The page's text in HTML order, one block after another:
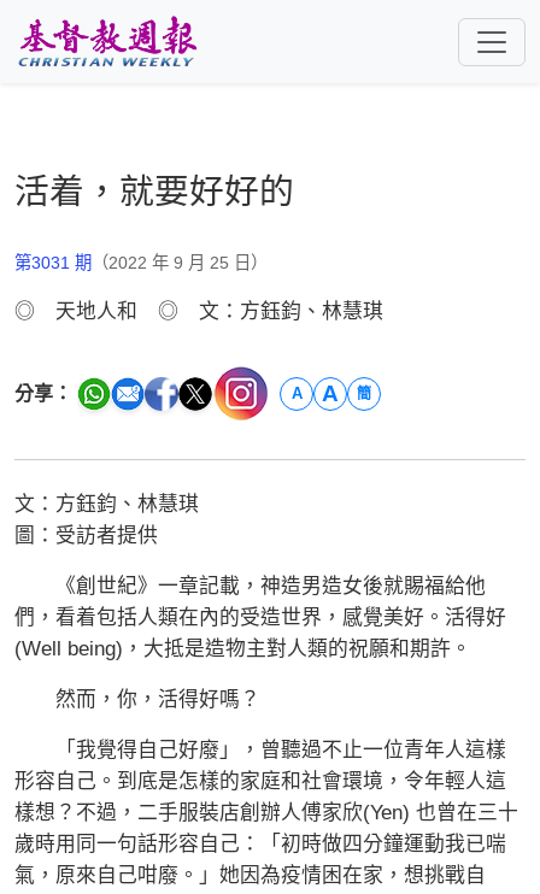
活着，就要好好的
第3031 期 （2022 年 9 月 25 日）
◎ 天地人和 ◎ 文：方鈺鈞、林慧琪
分享： A A 簡
文：方鈺鈞、林慧琪
圖：受訪者提供
《創世紀》一章記載，神造男造女後就賜福給他
們，看着包括人類在內的受造世界，感覺美好。活得好
(Well being)，大抵是造物主對人類的祝願和期許。
然而，你，活得好嗎？
「我覺得自己好廢」，曾聽過不止一位青年人這樣
形容自己。到底是怎樣的家庭和社會環境，令年輕人這
樣想？不過，二手服裝店創辦人傅家欣(Yen) 也曾在三十
歲時用同一句話形容自己：「初時做四分鐘運動我已喘
氣，原來自己咁廢。」她因為疫情困在家，想挑戰自